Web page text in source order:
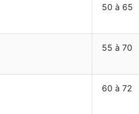
50 à 65
55 à 70
60 à 72